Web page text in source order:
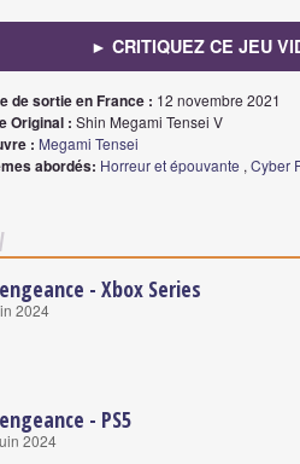
► CRITIQUEZ CE JEU
de sortie en France : 12 novembre 2021
Original : Shin Megami Tensei V
: Megami Tensei
abordés: Horreur et épouvante , Cyber
- Xbox Series
2024
- PS5
2024